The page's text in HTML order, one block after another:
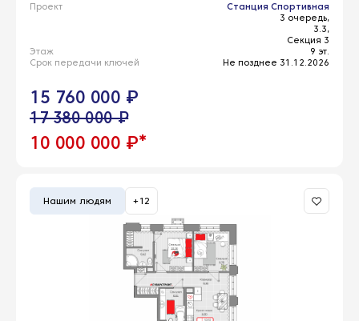
Проект
Станция Спортивная
3 очередь,
3.3,
Секция 3
Этаж
9 эт.
Срок передачи ключей
Не позднее 31.12.2026
15 760 000 ₽
17 380 000 ₽
10 000 000 ₽*
Нашим людям +12